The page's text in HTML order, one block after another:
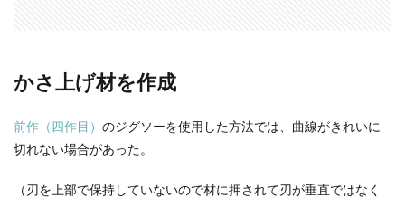
かさ上げ材を作成
前作（四作目） のジグソーを使用した方法では、曲線がきれいに
切れない場合があった。
（刃を上部で保持していないので材に押されて刃が垂直ではなく